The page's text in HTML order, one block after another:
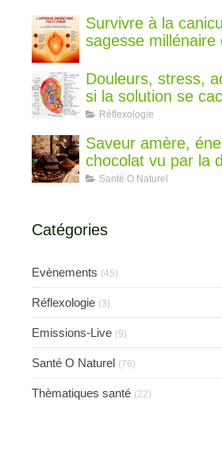
Survivre à la
sagesse millénaire
frais
Douleurs, stress,
si la solution se
votre oreille ?
Réflexologie
Saveur amère,
chocolat vu par la
chinoise
Santé O Naturel
Catégories
Evènements (45)
Réflexologie (3)
Emissions-Live (9)
Santé O Naturel (76)
Thèmatiques santé (22)